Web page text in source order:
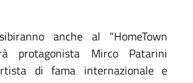
anche al "HomeTown
protagonista Mirco Patarini
di fama internazionale e